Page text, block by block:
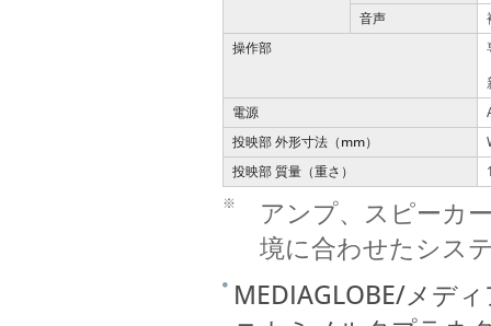
音声
操作部
電源
投映部 外形寸法（mm）
投映部 質量（重さ）
※
アンプ、スピーカ
境に合わせたシス
MEDIAGLOBE/メデ